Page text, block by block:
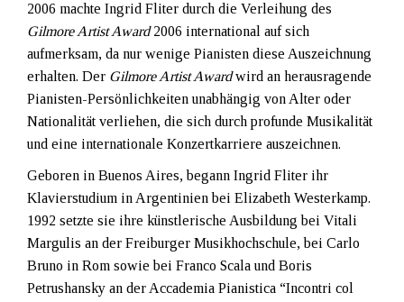
2006 machte Ingrid Fliter durch die Verleihung des
Gilmore Artist Award2006 international auf sich
aufmerksam, da nur wenige Pianisten diese Auszeichnung
erhalten. Der Gilmore Artist Awardwird an herausragende
Pianisten-Persönlichkeiten unabhängig von Alter oder
Nationalität verliehen, die sich durch profunde Musikalität
und eine internationale Konzertkarriere auszeichnen.
Geboren in Buenos Aires, begann Ingrid Fliter ihr
Klavierstudium in Argentinien bei Elizabeth Westerkamp.
1992 setzte sie ihre künstlerische Ausbildung bei Vitali
Margulis an der Freiburger Musikhochschule, bei Carlo
Bruno in Rom sowie bei Franco Scala und Boris
Petrushansky an der Accademia Pianistica “Incontri col